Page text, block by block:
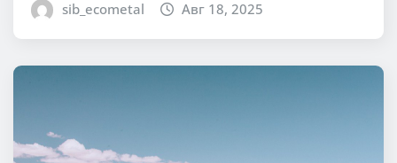
sib_ecometal Авг 18, 2025